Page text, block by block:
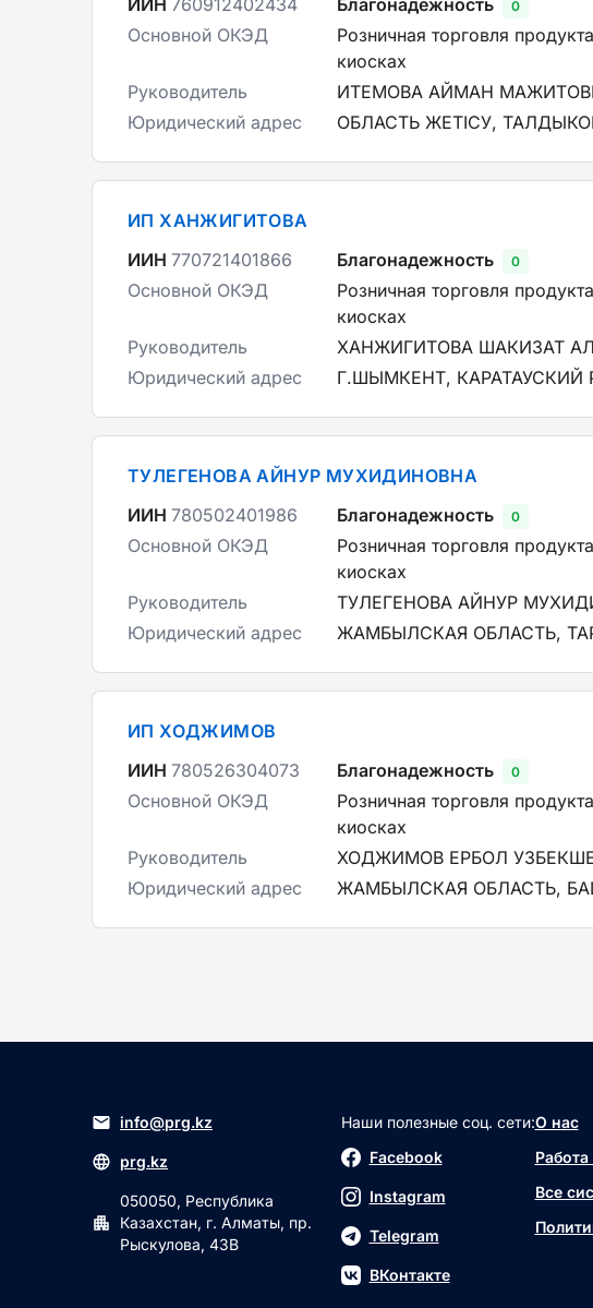
ИИН 760912402434 Благонадежность 0
Основной ОКЭД
Розничная торговля
киосках
Руководитель
ИТЕМОВА АЙМАН
Юридический адрес
ОБЛАСТЬ ЖЕТІСУ,
ИП ХАНЖИГИТОВА
ИИН 770721401866 Благонадежность 0
Основной ОКЭД
Розничная торговля
киосках
Руководитель
ХАНЖИГИТОВА ШАКИЗАТ
Юридический адрес
Г.ШЫМКЕНТ, КАРАТАУСКИЙ
ТУЛЕГЕНОВА АЙНУР МУХИДИНОВНА
ИИН 780502401986 Благонадежность 0
Основной ОКЭД
Розничная торговля
киосках
Руководитель
ТУЛЕГЕНОВА АЙНУР
Юридический адрес
ЖАМБЫЛСКАЯ ОБЛАСТЬ,
ИП ХОДЖИМОВ
ИИН 780526304073 Благонадежность 0
Основной ОКЭД
Розничная торговля
киосках
Руководитель
ХОДЖИМОВ ЕРБОЛ
Юридический адрес
ЖАМБЫЛСКАЯ ОБЛАСТЬ,
info@prg.kz
prg.kz
050050, Республика
Казахстан, г. Алматы, пр.
Рыскулова, 43В
Наши полезные соц. сети:
Facebook
Instagram
Telegram
ВКонтакте
О нас
Все